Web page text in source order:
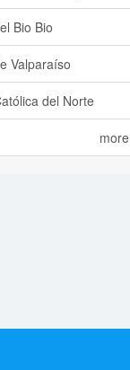
Bio Bio
Valparaíso
del Norte
more